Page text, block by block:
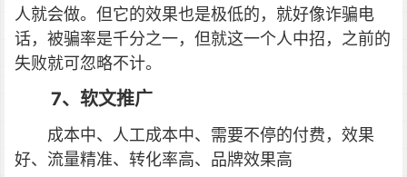
人就会做。但它的效果也是极低的，就好像诈骗电
话，被骗率是千分之一，但就这一个人中招，之前的
失败就可忽略不计。
7、软文推广
成本中、人工成本中、需要不停的付费，效果
好、流量精准、转化率高、品牌效果高